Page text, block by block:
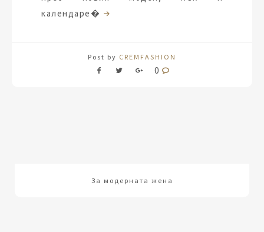
календаре�
Post by CREMFASHION
0
За модерната жена